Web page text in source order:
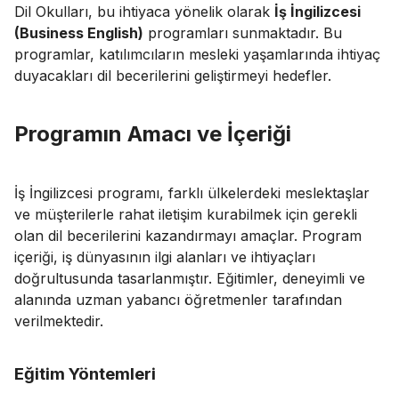
Dil Okulları, bu ihtiyaca yönelik olarak İş İngilizcesi
(Business English) programları sunmaktadır. Bu
programlar, katılımcıların mesleki yaşamlarında ihtiyaç
duyacakları dil becerilerini geliştirmeyi hedefler.
Programın Amacı ve İçeriği
İş İngilizcesi programı, farklı ülkelerdeki meslektaşlar
ve müşterilerle rahat iletişim kurabilmek için gerekli
olan dil becerilerini kazandırmayı amaçlar. Program
içeriği, iş dünyasının ilgi alanları ve ihtiyaçları
doğrultusunda tasarlanmıştır. Eğitimler, deneyimli ve
alanında uzman yabancı öğretmenler tarafından
verilmektedir.
Eğitim Yöntemleri